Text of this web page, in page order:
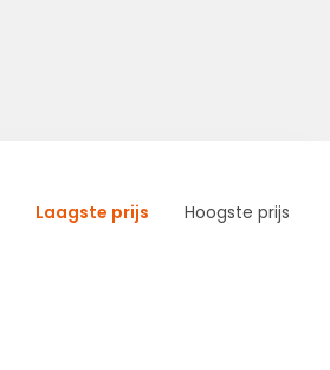
Laagste prijs Hoogste prijs